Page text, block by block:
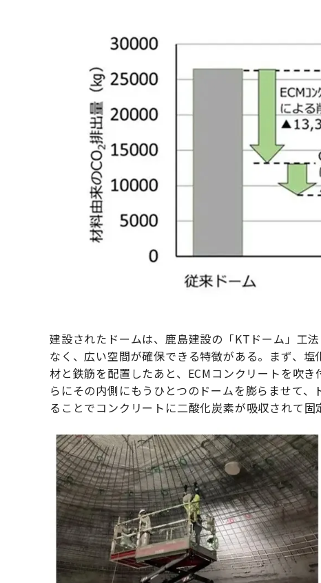
建設されたドームは、鹿島建設の「KTドーム」工
なく、広い空間が確保できる特徴がある。まず、
材と鉄筋を配置したあと、ECMコンクリートを吹
らにその内側にもうひとつのドームを膨らませて
ることでコンクリートに二酸化炭素が吸収されて固